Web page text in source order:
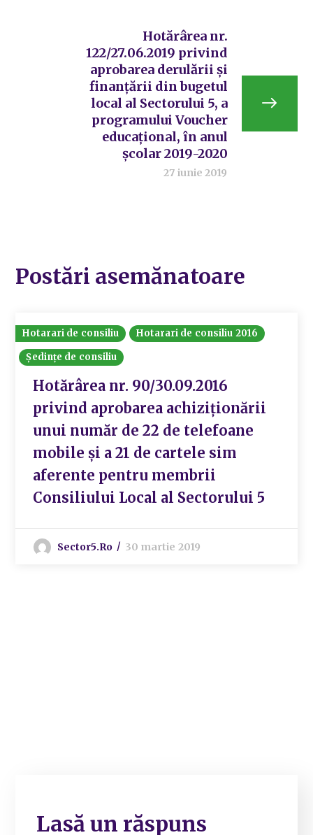
Hotărârea nr.
122/27.06.2019 privind
aprobarea derulării și
finanțării din bugetul
local al Sectorului 5, a
programului Voucher
educațional, în anul
școlar 2019-2020
27 iunie 2019
Postări asemănatoare
Hotarari de consiliu
Hotarari de consiliu 2016
Ședințe de consiliu
Hotărârea nr. 90/30.09.2016
privind aprobarea achiziționării
unui număr de 22 de telefoane
mobile și a 21 de cartele sim
aferente pentru membrii
Consiliului Local al Sectorului 5
Sector5.ro 30 martie 2019
Lasă un răspuns